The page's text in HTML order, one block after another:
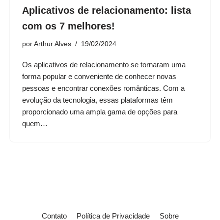
Aplicativos de relacionamento: lista
com os 7 melhores!
por Arthur Alves 19/02/2024
Os aplicativos de relacionamento se tornaram uma
forma popular e conveniente de conhecer novas
pessoas e encontrar conexões românticas. Com a
evolução da tecnologia, essas plataformas têm
proporcionado uma ampla gama de opções para
quem…
Contato Política de Privacidade Sobre